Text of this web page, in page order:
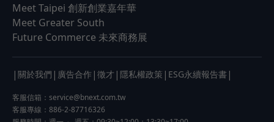
Meet Taipei 創新創業嘉年華
Meet Greater South
Future Commerce 未來商務展
| 關於我們 | 廣告合作 | 徵才 | 隱私權政策 | ESG永續報告書 |
客服信箱： service@bnext.com.tw
客服專線：886-2-87716326